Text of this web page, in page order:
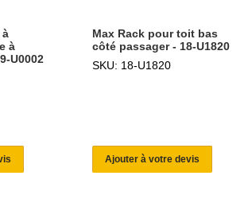
à
U0002
Max Rack pour toit bas
côté passager - 18-U1820
SKU: 18-U1820
Ajouter à votre devis